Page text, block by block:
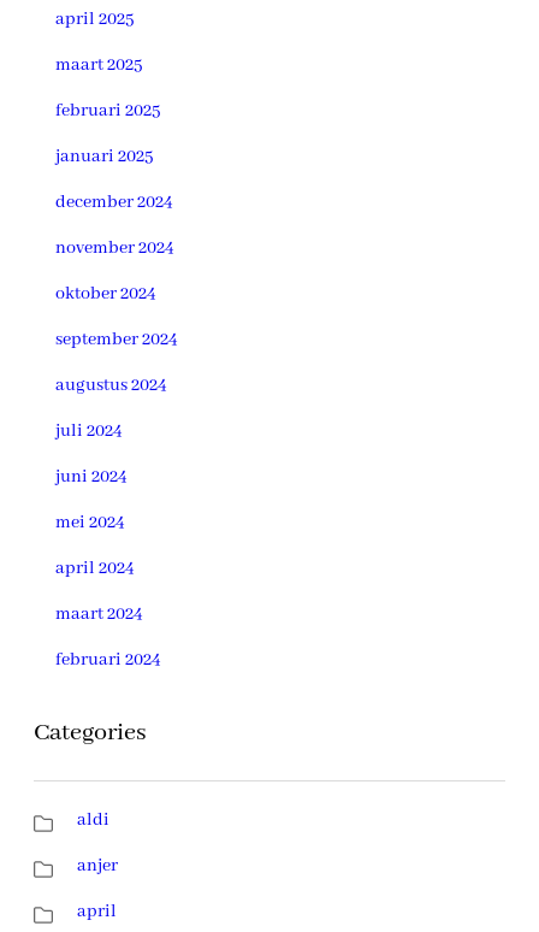
april 2025
maart 2025
februari 2025
januari 2025
december 2024
november 2024
oktober 2024
september 2024
augustus 2024
juli 2024
juni 2024
mei 2024
april 2024
maart 2024
februari 2024
Categories
aldi
anjer
april